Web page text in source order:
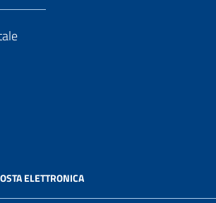
ELETTRONICA